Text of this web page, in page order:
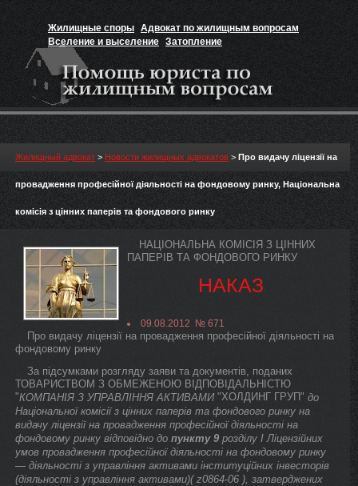
Жилищные споры Адвокат по жилищным вопросам
Вселение и выселение Затопление
Признание прав на жильё
Жилищный адвокат > Новости жилищных адвокатов > Про видачу ліцензії на
провадження професійної діяльності на фондовому ринку, Національна
комісія з цінних паперів та фондового ринку
НАЦІОНАЛЬНА КОМІСІЯ З ЦІННИХ
ПАПЕРІВ ТА ФОНДОВОГО РИНКУ
НАКАЗ
09.08.2012 № 671
Про видачу ліцензії на провадження професійної діяльності на
фондовому ринку
За підсумками розгляду заяви та документів, поданих
ТОВАРИСТВОМ З ОБМЕЖЕНОЮ ВІДПОВІДАЛЬНІСТЮ
"КОМПАНІЯ З УПРАВЛІННЯ АКТИВАМИ "ХОЛДИНГ ГРУП" до
Національної комісії з цінних паперів та фондового ринку на
видачу ліцензії на провадження професійної діяльності на
фондовому ринку відповідно до пункту 9 розділу I Ліцензійних
умов провадження професійної діяльності на фондовому ринку
— діяльності з управління активами інституційних інвесторів
(діяльності з управління активами)( z0864-06 ), затверджених